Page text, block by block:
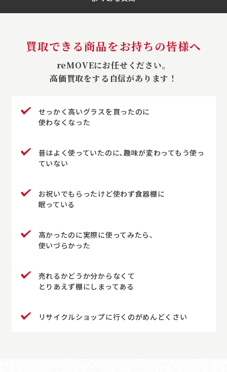
買取できる商品をお持ちの皆様へ
reMOVEにお任せください。
高価買取をする自信があります！
せっかく高いグラスを買ったのに
使わなくなった
昔はよく使っていたのに､趣味が変わってもう使っ
ていない
お祝いでもらったけど使わず食器棚に
眠っている
高かったのに実際に使ってみたら､
使いづらかった
売れるかどうか分からなくて
とりあえず棚にしまってある
リサイクルショップに行くのがめんどくさい